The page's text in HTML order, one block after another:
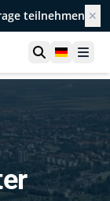
teilnehmen ✕
Suche